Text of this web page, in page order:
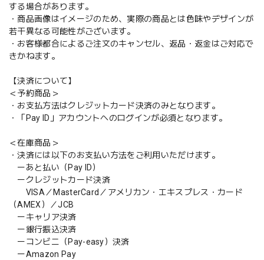
する場合があります。
・商品画像はイメージのため、実際の商品とは色味やデザインが
若干異なる可能性がございます。
・お客様都合によるご注文のキャンセル、返品・返金はご対応で
きかねます。
【決済について】
＜予約商品＞
・お支払方法はクレジットカード決済のみとなります。
・「Pay ID」アカウントへのログインが必須となります。
＜在庫商品＞
・決済には以下のお支払い方法をご利用いただけます。
ーあと払い（Pay ID）
ークレジットカード決済
VISA／MasterCard／アメリカン・エキスプレス・カード
（AMEX）／JCB
ーキャリア決済
ー銀行振込決済
ーコンビニ（Pay-easy）決済
ーAmazon Pay